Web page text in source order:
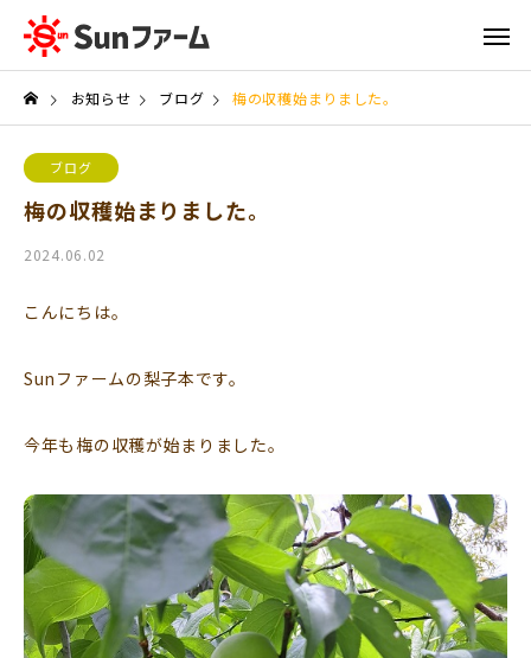
お知らせ ブログ 梅の収穫始まりました。
ブログ
梅の収穫始まりました。
2024.06.02
こんにちは。
Sunファームの梨子本です。
今年も梅の収穫が始まりました。